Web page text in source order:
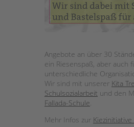
Angebote an über 30
ein Riesenspaß, aber auch
unterschiedliche
Wir sind mit unserer Kita
Schulsozialarbeit und den
Fallada-Schule.
Mehr Infos zur